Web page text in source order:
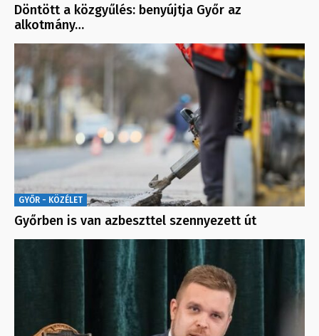
Döntött a közgyűlés: benyújtja Győr az
alkotmány…
GYŐR - KÖZÉLET
Győrben is van azbeszttel szennyezett út